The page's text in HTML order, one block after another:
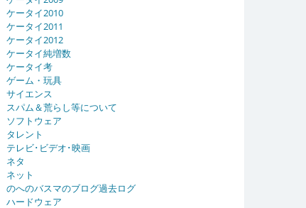
ケータイ2010
ケータイ2011
ケータイ2012
ケータイ純増数
ケータイ考
ゲーム・玩具
サイエンス
スパム＆荒らし等について
ソフトウェア
タレント
テレビ･ビデオ･映画
ネタ
ネット
のへのバスマのブログ過去ログ
ハードウェア